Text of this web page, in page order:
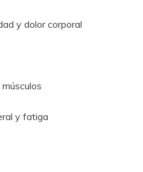
y dolor corporal
y fatiga